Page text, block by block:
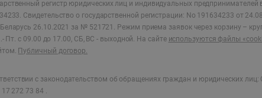
регистр юридических лиц и индивидуальных предпринимателей
Свидетельство о государственной регистрации: No 191634233 от
26.10.2021 за № 521721. Режим приема заявок через корзину –
Пт. с 09.00 до 17.00, СБ, ВС - выходной. На сайте используются файлы
Публичный договор.
с законодательством об обращениях граждан и юридических лиц:
272 73 84 .